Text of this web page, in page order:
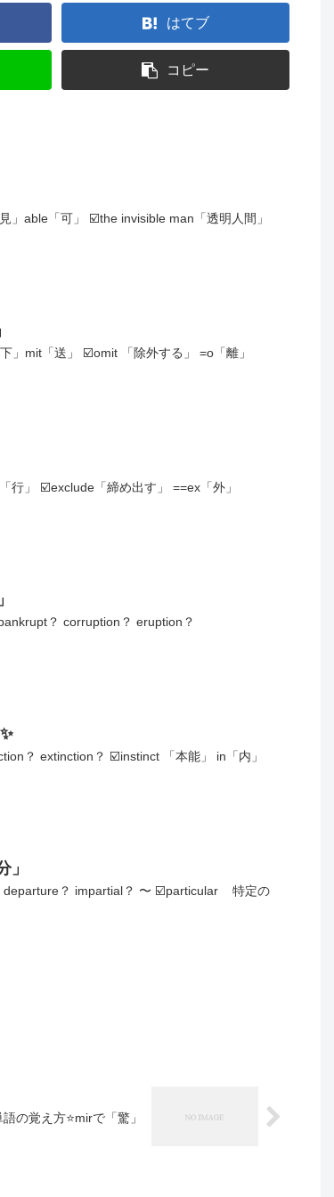
はてブ
コピー
」able「可」 ☑️the invisible man「透明人間」
」mit「送」 ☑️omit 「除外する」 =o「離」
行」 ☑️exclude「締め出す」 ==ex「外」
？ corruption？ eruption？
？ extinction？ ☑️instinct 「本能」 in「内」
」
departure？ impartial？ 〜 ☑️particular 特定の
の覚え方⭐mirで「驚」